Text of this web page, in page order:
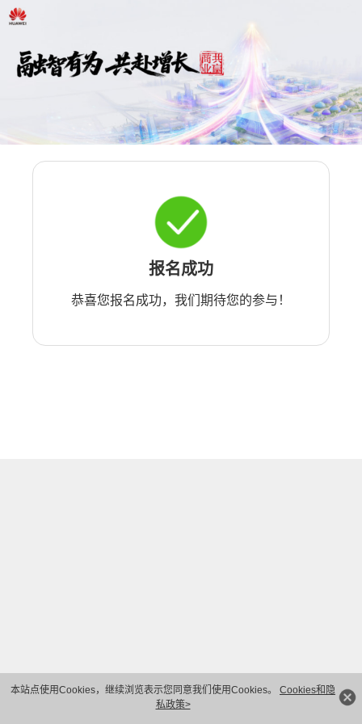
本站点使用Cookies，继续浏览表示您同意我们使用Cookies。 Cookies和隐
私政策>
报名成功
恭喜您报名成功，我们期待您的参与！